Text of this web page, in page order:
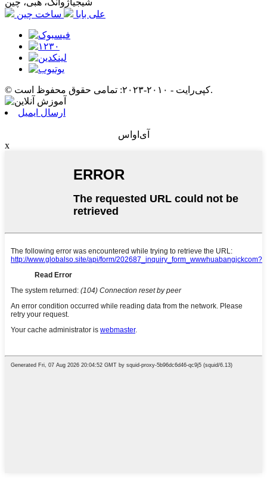
شیجیاژوانگ، هبی، چین
علی بابا
ساخت چین
© کپی‌رایت - ۲۰۱۰-۲۰۲۳: تمامی حقوق محفوظ است.
ارسال ایمیل
آی‌او‌اس
x